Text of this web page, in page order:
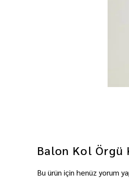
Balon Kol Örgü
Bu ürün için henüz yorum